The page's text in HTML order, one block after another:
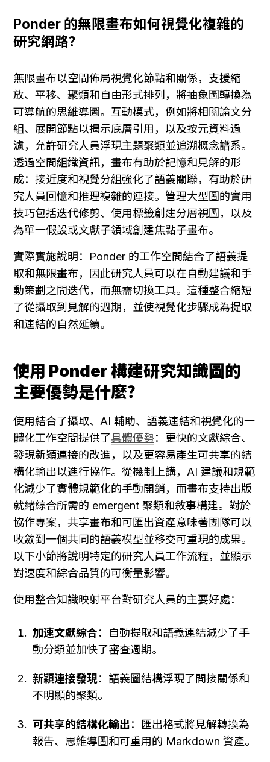
Ponder 的無限畫布如何視覺化複雜的
研究網路？
無限畫布以空間佈局視覺化節點和關係，支援縮
放、平移、聚類和自由形式排列，將抽象圖轉換為
可導航的思維導圖。互動模式，例如將相關論文分
組、展開節點以揭示底層引用，以及按元資料過
濾，允許研究人員浮現主題聚類並追溯概念譜系。
透過空間組織資訊，畫布有助於記憶和見解的形
成：接近度和視覺分組強化了語義關聯，有助於研
究人員回憶和推理複雜的連接。管理大型圖的實用
技巧包括迭代修剪、使用標籤創建分層視圖，以及
為單一假設或文獻子領域創建焦點子畫布。
實際實施說明：Ponder 的工作空間結合了語義提
取和無限畫布，因此研究人員可以在自動建議和手
動策劃之間迭代，而無需切換工具。這種整合縮短
了從攝取到見解的週期，並使視覺化步驟成為提取
和連結的自然延續。
使用 Ponder 構建研究知識圖的
主要優勢是什麼？
使用結合了攝取、AI 輔助、語義連結和視覺化的一
體化工作空間提供了具體優勢：更快的文獻綜合、
發現新穎連接的改進，以及更容易產生可共享的結
構化輸出以進行協作。從機制上講，AI 建議和規範
化減少了實體規範化的手動開銷，而畫布支持出版
就緒綜合所需的 emergent 聚類和敘事構建。對於
協作專案，共享畫布和可匯出資產意味著團隊可以
收斂到一個共同的語義模型並移交可重現的成果。
以下小節將說明特定的研究人員工作流程，並顯示
對速度和綜合品質的可衡量影響。
使用整合知識映射平台對研究人員的主要好處：
加速文獻綜合：自動提取和語義連結減少了手
動分類並加快了審查週期。
新穎連接發現：語義圖結構浮現了間接關係和
不明顯的聚類。
可共享的結構化輸出：匯出格式將見解轉換為
報告、思維導圖和可重用的 Markdown 資產。